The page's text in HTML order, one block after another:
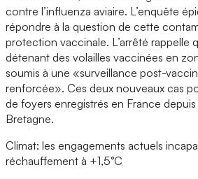
contre l’influenza aviaire. L’enquête
répondre à la question de cette
protection vaccinale. L’arrêté rappelle
détenant des volailles vaccinées en
soumis à une «surveillance post-
renforcée». Ces deux nouveaux cas
de foyers enregistrés en France
Bretagne.
Climat: les engagements actuels
réchauffement à +1,5°C